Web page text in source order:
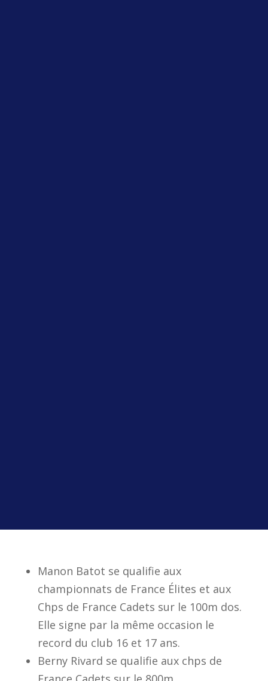
Manon Batot se qualifie aux
championnats de France Élites et aux
Chps de France Cadets sur le 100m dos.
Elle signe par la même occasion le
record du club 16 et 17 ans.
Berny Rivard se qualifie aux chps de